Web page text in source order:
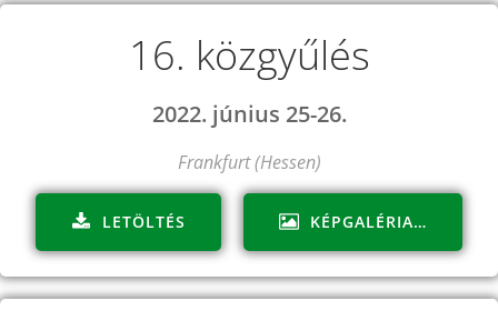
16. közgyűlés
2022. június 25-26.
Frankfurt (Hessen)
LETÖLTÉS KÉPGALÉRIA…